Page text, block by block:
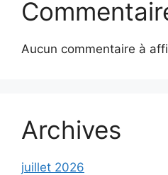
Aucun commentaire à
Archives
juillet 2026